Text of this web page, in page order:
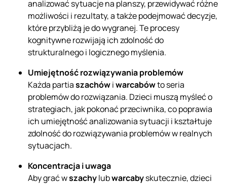
analizować sytuacje na planszy, przewidywać różne
możliwości i rezultaty, a także podejmować decyzje,
które przybliżą je do wygranej. Te procesy
kognitywne rozwijają ich zdolność do
strukturalnego i logicznego myślenia.
Umiejętność rozwiązywania problemów
Każda partiaszachówiwarcabówto seria
problemów do rozwiązania. Dzieci muszą myśleć o
strategiach, jak pokonać przeciwnika, co poprawia
ich umiejętność analizowania sytuacji i kształtuje
zdolność do rozwiązywania problemów w realnych
sytuacjach.
Koncentracja i uwaga
Aby grać wszachylubwarcabyskutecznie, dzieci